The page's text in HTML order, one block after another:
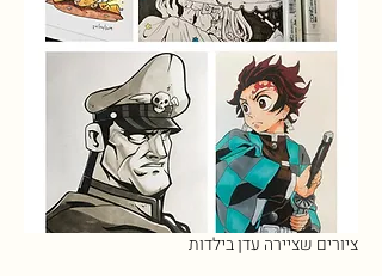
ציורים שציירה עדן בילדות